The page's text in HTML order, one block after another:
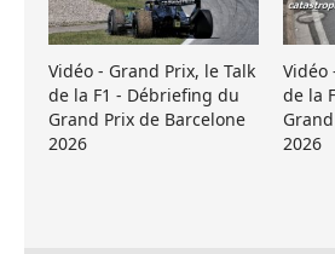
Vidéo - Grand Prix, le Talk
de la F1 - Débriefing du
Grand Prix de Barcelone
2026
Vidéo
de la
2026